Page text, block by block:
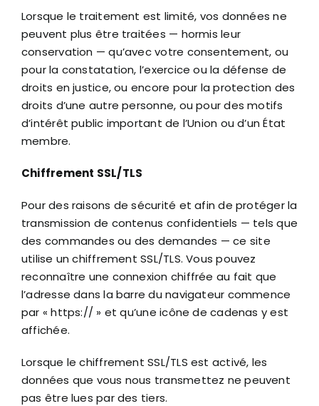
Lorsque le traitement est limité, vos données ne
peuvent plus être traitées — hormis leur
conservation — qu’avec votre consentement, ou
pour la constatation, l’exercice ou la défense de
droits en justice, ou encore pour la protection des
droits d’une autre personne, ou pour des motifs
d’intérêt public important de l’Union ou d’un État
membre.
Chiffrement SSL/TLS
Pour des raisons de sécurité et afin de protéger la
transmission de contenus confidentiels — tels que
des commandes ou des demandes — ce site
utilise un chiffrement SSL/TLS. Vous pouvez
reconnaître une connexion chiffrée au fait que
l’adresse dans la barre du navigateur commence
par « https:// » et qu’une icône de cadenas y est
affichée.
Lorsque le chiffrement SSL/TLS est activé, les
données que vous nous transmettez ne peuvent
pas être lues par des tiers.